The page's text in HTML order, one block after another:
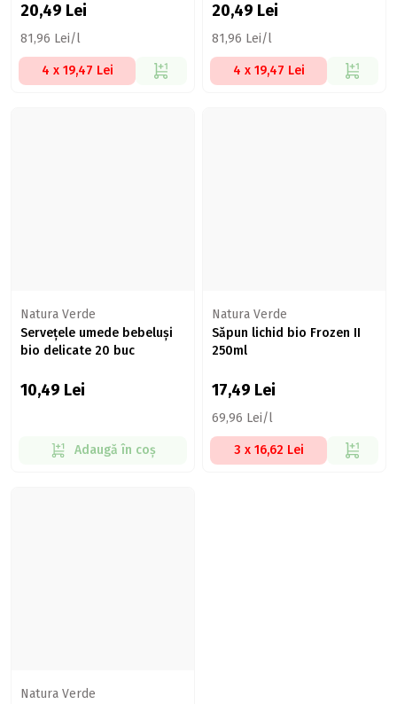
20,49 Lei
81,96 Lei/l
4 x 19,47 Lei
20,49 Lei
81,96 Lei/l
4 x 19,47 Lei
Natura Verde
Servețele umede bebeluși
bio delicate 20 buc
10,49 Lei
Adaugă în coș
Natura Verde
Săpun lichid bio Frozen II
250ml
17,49 Lei
69,96 Lei/l
3 x 16,62 Lei
Natura Verde